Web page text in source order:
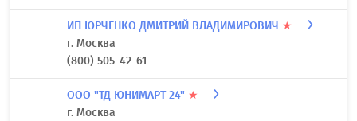
ИП ЮРЧЕНКО ДМИТРИЙ ВЛАДИМИРОВИЧ ★
г. Москва
(800) 505-42-61
ООО "ТД ЮНИМАРТ 24" ★
г. Москва